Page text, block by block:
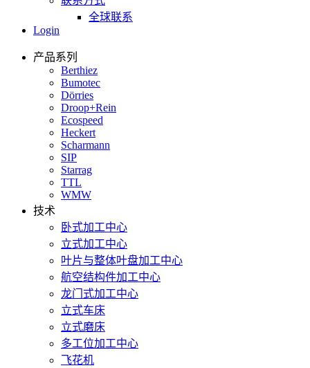
全球联系
Login
产品系列
Berthiez
Bumotec
Dörries
Droop+Rein
Ecospeed
Heckert
Scharmann
SIP
Starrag
TTL
WMW
技术
卧式加工中心
立式加工中心
叶片与整体叶盘加工中心
航空结构件加工中心
龙门式加工中心
立式车床
立式磨床
多工位加工中心
飞花机